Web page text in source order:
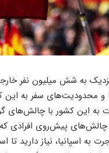
و محدودیت‌های سفر به این
به این کشور با چالش‌های
پیش‌روی افرادی که
به اسپانیا، نیاز دارید تا